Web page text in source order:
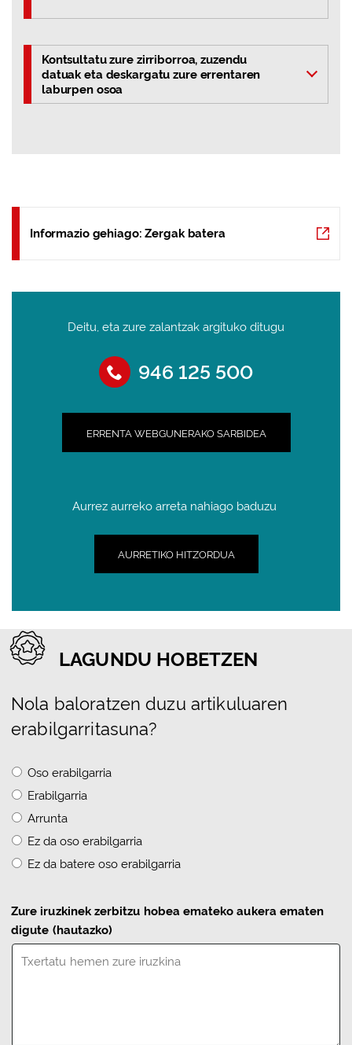
Kontsultatu zure zirriborroa, zuzendu
datuak eta deskargatu zure errentaren
laburpen osoa
Deitu, eta zure zalantzak argituko ditugu
946 125 500
ERRENTA WEBGUNERAKO SARBIDEA
Aurrez aurreko arreta nahiago baduzu
AURRETIKO HITZORDUA
Informazio gehiago: Zergak batera
LAGUNDU HOBETZEN
Nola baloratzen duzu artikuluaren
erabilgarritasuna?
Oso erabilgarria
Erabilgarria
Arrunta
Ez da oso erabilgarria
Ez da batere oso erabilgarria
Zure iruzkinek zerbitzu hobea emateko aukera ematen
digute (hautazko)